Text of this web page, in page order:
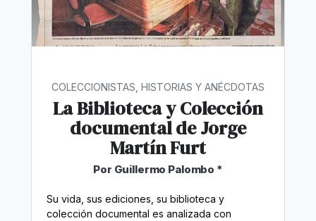
COLECCIONISTAS, HISTORIAS Y ANÉCDOTAS
La Biblioteca y Colección
documental de Jorge
Martín Furt
Por Guillermo Palombo *
Su vida, sus ediciones, su biblioteca y
colección documental es analizada con